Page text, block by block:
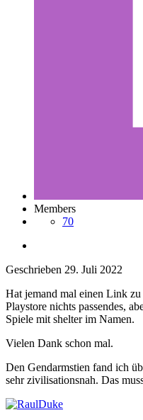
Members
70
Geschrieben 29. Juli 2022
Hat jemand mal einen Link
Playstore nichts passendes,
Spiele mit shelter im Namen.
Vielen Dank schon mal.
Den Gendarmstien fand ich
sehr zivilisationsnah. Das